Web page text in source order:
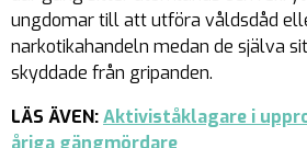
ungdomar till att utföra våldsdåd
narkotikahandeln medan de själva
skyddade från gripanden.
LÄS ÄVEN:Aktiviståklagare i
åriga gängmördare